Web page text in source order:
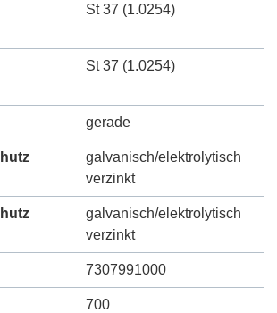
St 37 (1.0254)
St 37 (1.0254)
gerade
galvanisch/elektrolytisch
verzinkt
galvanisch/elektrolytisch
verzinkt
7307991000
700